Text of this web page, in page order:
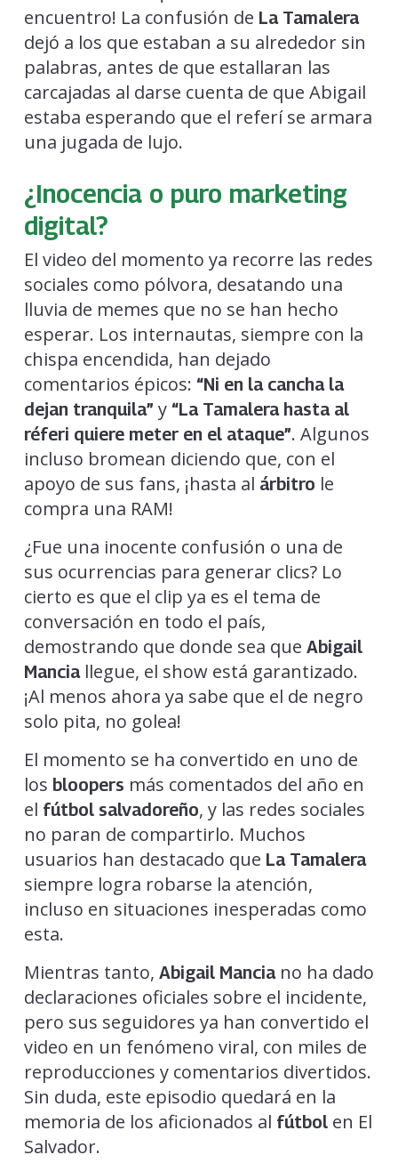
encuentro! La confusión de La Tamalera
dejó a los que estaban a su alrededor sin
palabras, antes de que estallaran las
carcajadas al darse cuenta de que Abigail
estaba esperando que el referí se armara
una jugada de lujo.
¿Inocencia o puro marketing
digital?
El video del momento ya recorre las redes
sociales como pólvora, desatando una
lluvia de memes que no se han hecho
esperar. Los internautas, siempre con la
chispa encendida, han dejado
comentarios épicos: “Ni en la cancha la
dejan tranquila” y “La Tamalera hasta al
réferi quiere meter en el ataque”. Algunos
incluso bromean diciendo que, con el
apoyo de sus fans, ¡hasta al árbitro le
compra una RAM!
¿Fue una inocente confusión o una de
sus ocurrencias para generar clics? Lo
cierto es que el clip ya es el tema de
conversación en todo el país,
demostrando que donde sea que Abigail
Manciallegue, el show está garantizado.
¡Al menos ahora ya sabe que el de negro
solo pita, no golea!
El momento se ha convertido en uno de
los bloopers más comentados del año en
el fútbol salvadoreño, y las redes sociales
no paran de compartirlo. Muchos
usuarios han destacado que La Tamalera
siempre logra robarse la atención,
incluso en situaciones inesperadas como
esta.
Mientras tanto, Abigail Manciano ha dado
declaraciones oficiales sobre el incidente,
pero sus seguidores ya han convertido el
video en un fenómeno viral, con miles de
reproducciones y comentarios divertidos.
Sin duda, este episodio quedará en la
memoria de los aficionados al fútbolen El
Salvador.